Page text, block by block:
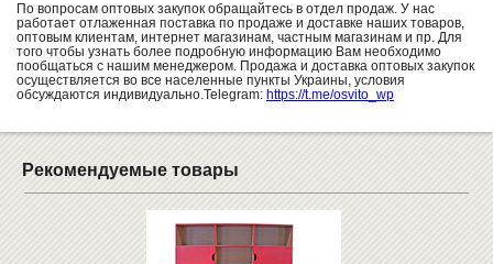
По вопросам оптовых закупок обращайтесь в отдел продаж. У нас
работает отлаженная поставка по продаже и доставке наших товаров,
оптовым клиентам, интернет магазинам, частным магазинам и пр. Для
того чтобы узнать более подробную информацию Вам необходимо
пообщаться с нашим менеджером. Продажа и доставка оптовых закупок
осуществляется во все населенные пункты Украины, условия
обсуждаются индивидуально.Telegram: https://t.me/osvito_wp
Рекомендуемые товары